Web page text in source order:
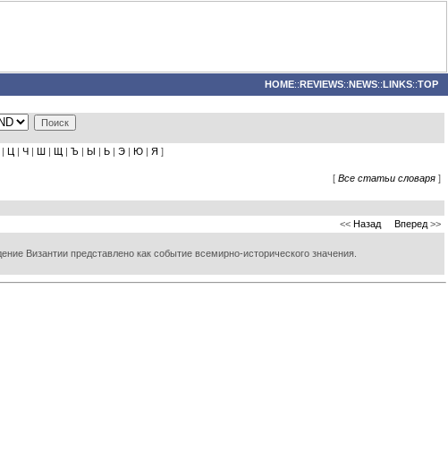
HOME::REVIEWS::NEWS::LINKS::TOP
| Ц | Ч | Ш | Щ | Ъ | Ы | Ь | Э | Ю | Я ]
[ Все статьи словаря ]
<< Назад Вперед >>
Византии представлено как событие всемирно-исторического значения.